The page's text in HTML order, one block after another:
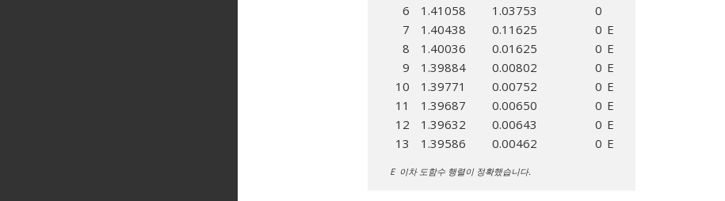
6
1.41058 1.03753
0
7
1.40438 0.11625 0 E
8
1.40036 0.01625 0 E
9
1.39884 0.00802 0 E
10
1.39771 0.00752 0 E
11
1.39687 0.00650 0 E
12
1.39632 0.00643 0 E
13
1.39586 0.00462 0 E
E 이차 도함수 행렬이 정확했습니다.